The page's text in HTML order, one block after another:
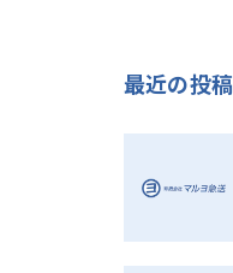
最近の投稿